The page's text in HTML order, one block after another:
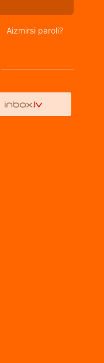
Aizmirsi paroli?